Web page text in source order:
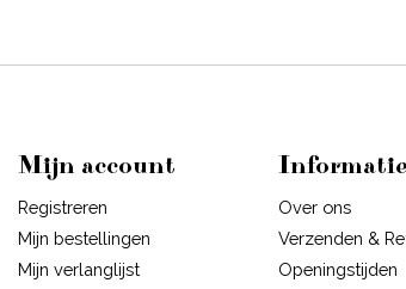
Mijn account
Registreren
Mijn bestellingen
Mijn verlanglijst
Informatie
Over ons
Verzenden &
Openingstijden